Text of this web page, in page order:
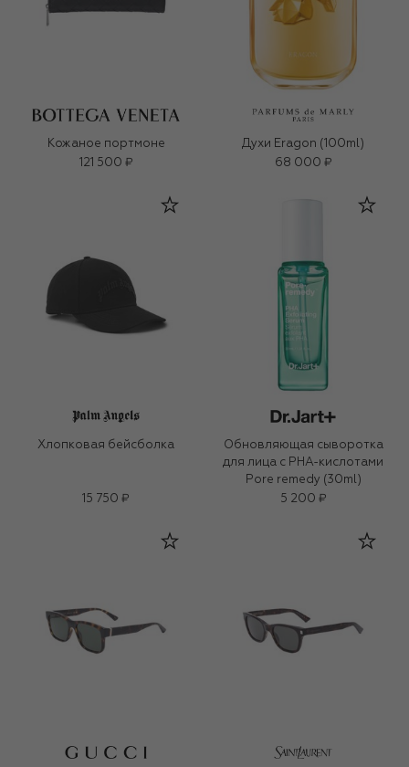
Кожаное портмоне
121 500 ₽
Духи Eragon (100ml)
68 000 ₽
Хлопковая бейсболка
15 750 ₽
Обновляющая сыворотка
для лица с PHA-кислотами
Pore remedy (30ml)
5 200 ₽